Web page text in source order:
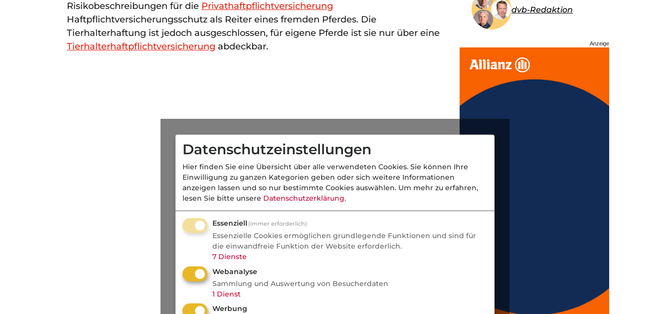
Risikobeschreibungen für die Privathaftpflichtversicherung
Haftpflichtversicherungsschutz als Reiter eines fremden Pferdes. Die
Tierhalterhaftung ist jedoch ausgeschlossen, für eigene Pferde ist sie nur über eine
Tierhalterhaftpflichtversicherung abdeckbar.
dvb-Redaktion
Anzeige
Datenschutzeinstellungen
Hier finden Sie eine Übersicht über alle verwendeten Cookies. Sie können Ihre
Einwilligung zu ganzen Kategorien geben oder sich weitere Informationen
anzeigen lassen und so nur bestimmte Cookies auswählen. Um mehr zu erfahren,
lesen Sie bitte unsere Datenschutzerklärung.
Essenziell (immer erforderlich)
Essenzielle Cookies ermöglichen grundlegende Funktionen und sind für
die einwandfreie Funktion der Website erforderlich.
7 Dienste
Webanalyse
Sammlung und Auswertung von Besucherdaten
1 Dienst
Werbung